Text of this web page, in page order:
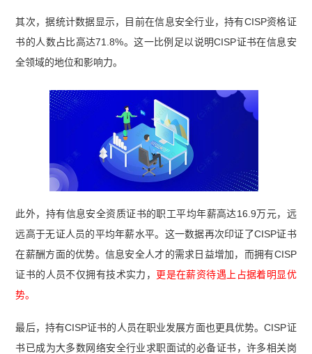
其次，据统计数据显示，目前在信息安全行业，持有CISP资格证
书的人数占比高达71.8%。这一比例足以说明CISP证书在信息安
全领域的地位和影响力。
此外，持有信息安全资质证书的职工平均年薪高达16.9万元，远
远高于无证人员的平均年薪水平。这一数据再次印证了CISP证书
在薪酬方面的优势。信息安全人才的需求日益增加，而拥有CISP
证书的人员不仅拥有技术实力， 更是在薪资待遇上占据着明显优
势。
最后，持有CISP证书的人员在职业发展方面也更具优势。CISP证
书已成为大多数网络安全行业求职面试的必备证书，许多相关岗